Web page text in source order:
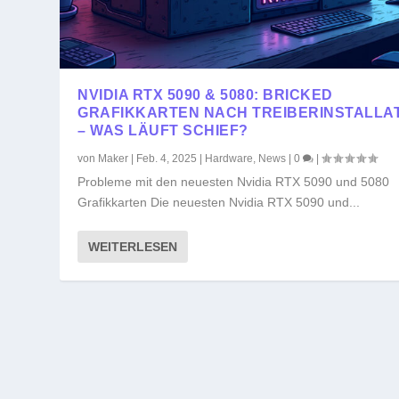
NVIDIA RTX 5090 & 5080: BRICKED
GRAFIKKARTEN NACH
– WAS LÄUFT SCHIEF?
von Maker Feb. 4, 2025 Hardware, News |0 |
Probleme mit den neuesten Nvidia RTX 5090 und 5080
Grafikkarten Die neuesten Nvidia RTX 5090 und...
WEITERLESEN